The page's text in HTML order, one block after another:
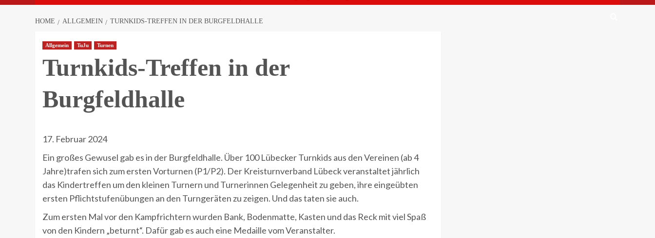
HOME ALLGEMEIN TURNKIDS-TREFFEN IN DER BURGFELDHALLE
Allgemein TuJu Turnen
Turnkids-Treffen in der
Burgfeldhalle
17. Februar 2024
Ein großes Gewusel gab es in der Burgfeldhalle. Über 100 Lübecker Turnkids aus den Vereinen (ab 4
Jahre)trafen sich zum ersten Vorturnen (P1/P2). Der Kreisturnverband Lübeck veranstaltet jährlich
das Kindertreffen um den kleinen Turnern und Turnerinnen Gelegenheit zu geben, ihre eingeübten
ersten Pflichtstufenübungen an den Turngeräten zu zeigen. Und das taten sie auch.
Zum ersten Mal vor den Kampfrichtern wurden Bank, Bodenmatte, Kasten und das Reck mit viel Spaß
von den Kindern „beturnt“. Dafür gab es auch eine Medaille vom Veranstalter.